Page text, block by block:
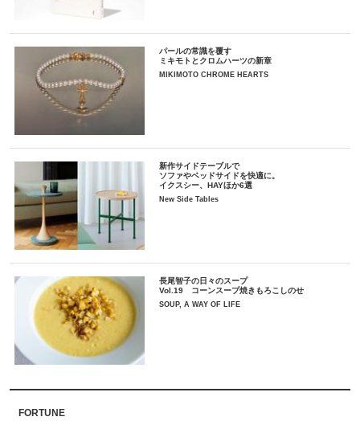
パールの常識を覆す
ミキモトとクロムハーツの新章
MIKIMOTO CHROME HEARTS
新作サイドテーブルで
ソファやベッドサイドを快適に。
イクスシー、HAYほか6選
New Side Tables
長尾智子の日々のスープ
Vol.19 コーンスープ焼きもろこしのせ
SOUP, A WAY OF LIFE
FORTUNE